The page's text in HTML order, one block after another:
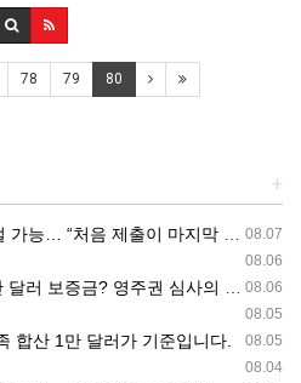
78 79 80
+
08.07
제출이 마지막 기회” 시대가 시작됩니다.
08.06
08.06
증금? 영주권 심사의 새로운 변수
08.05
08.05
합산 1만 달러가 기준입니다.
08.04